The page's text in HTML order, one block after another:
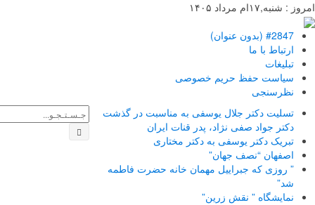
مرداد ۱۴۰۵
#2847 (بدون عنوان)
ارتباط با ما
تبلیغات
سیاست حفظ حریم خصوصی
نظرسنجی
تسلیت دکتر جلال یوسفی به مناسبت در گذشت
دکتر جواد صفی نژاد، پدر قنات ایران
تبریک دکتر یوسفی به دکتر مختاری
اصفهان “نصف جهان”
” روزی که جبراییل مهمان خانه حضرت فاطمه
شد”
نمایشگاه ” نقش زرین”